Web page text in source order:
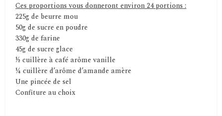
Ces proportions vous donneront environ 24 portions :
225g de beurre mou
50g de sucre en poudre
330g de farine
45g de sucre glace
½ cuillère à café arôme vanille
¼ cuillère d’arôme d’amande amère
Une pincée de sel
Confiture au choix